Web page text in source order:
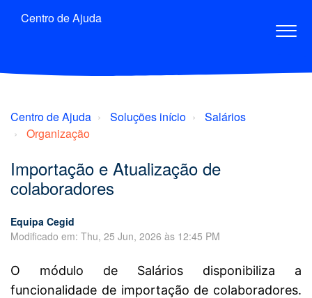
Centro de Ajuda
Centro de Ajuda Soluções início
Salários
Organização
Importação e Atualização de
colaboradores
Equipa Cegid
Modificado em: Thu, 25 Jun, 2026 às 12:45 PM
O módulo de Salários disponibiliza a
funcionalidade de importação de colaboradores.